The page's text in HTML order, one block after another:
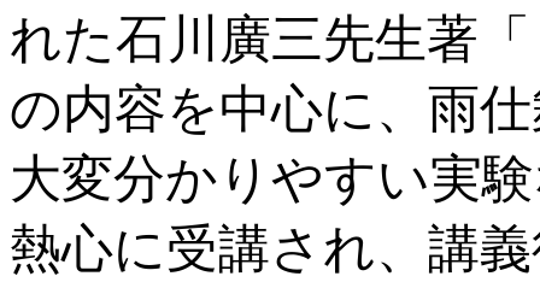
れた石川廣三先生著
の内容を中心に、雨
大変分かりやすい実
熱心に受講され、講